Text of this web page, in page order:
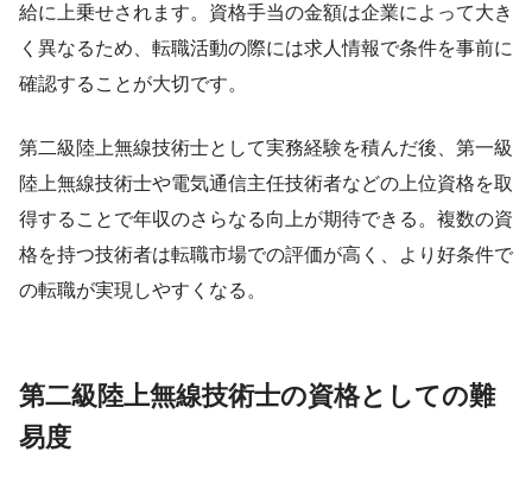
給に上乗せされます。資格手当の金額は企業によって大き
く異なるため、転職活動の際には求人情報で条件を事前に
確認することが大切です。
第二級陸上無線技術士として実務経験を積んだ後、第一級
陸上無線技術士や電気通信主任技術者などの上位資格を取
得することで年収のさらなる向上が期待できる。複数の資
格を持つ技術者は転職市場での評価が高く、より好条件で
の転職が実現しやすくなる。
第二級陸上無線技術士の資格としての難
易度